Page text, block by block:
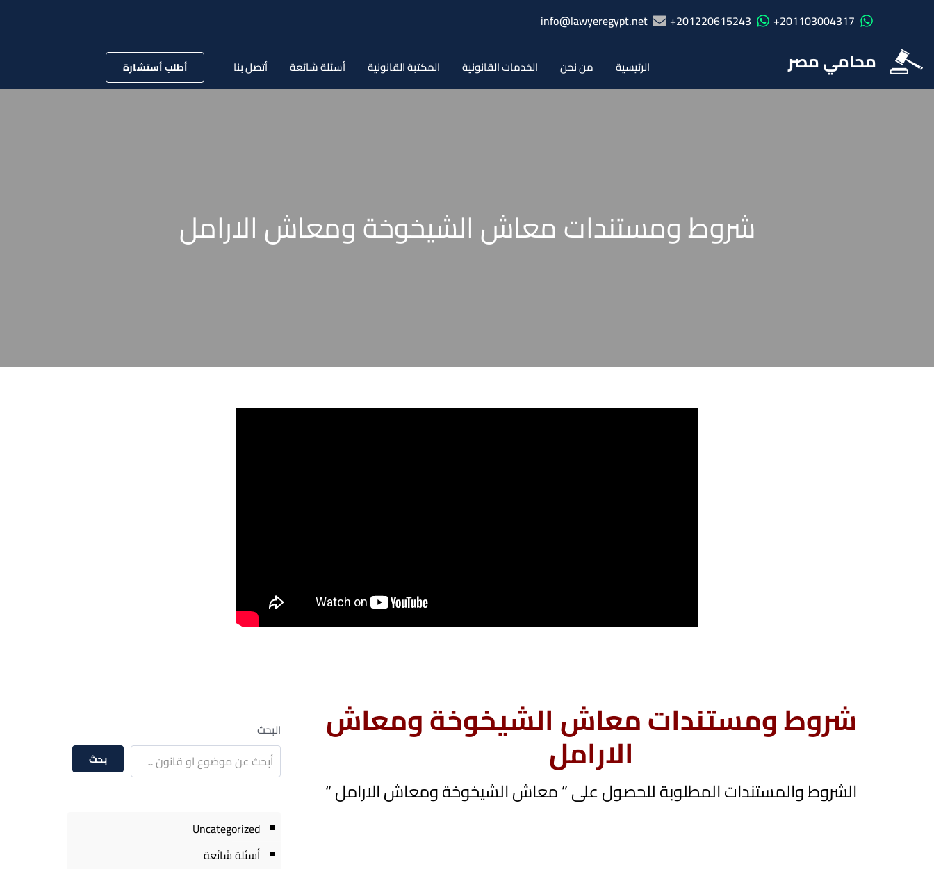
201103004317+
201220615243+
info@lawyeregypt.net
محامي مصر الرئيسية من نحن الخدمات القانونية المكتبة القانونية أسئلة شائعة أتصل بنا أطلب أستشارة
شروط ومستندات معاش الشيخوخة ومعاش الارامل
شروط ومستندات معاش الشيخوخة ومعاش
الارامل
الشروط والمستندات المطلوبة للحصول على ” معاش الشيخوخة ومعاش الارامل “
البحث
بحث
Uncategorized
أسئلة شائعة